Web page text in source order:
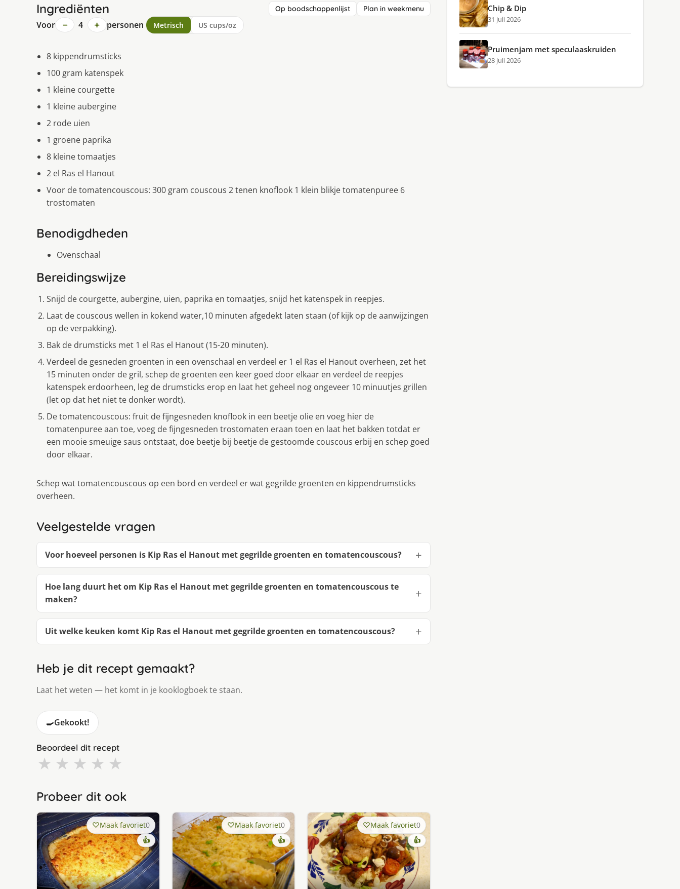
Ingrediënten Op boodschappenlijst Plan in weekmenu
Voor − 4 + personen Metrisch US cups/oz
8 kippendrumsticks
100 gram katenspek
1 kleine courgette
1 kleine aubergine
2 rode uien
1 groene paprika
8 kleine tomaatjes
2 el Ras el Hanout
Voor de tomatencouscous: 300 gram couscous 2 tenen knoflook 1 klein blikje tomatenpuree 6
trostomaten
Benodigdheden
Ovenschaal
Bereidingswijze
Snijd de courgette, aubergine, uien, paprika en tomaatjes, snijd het katenspek in reepjes.
Laat de couscous wellen in kokend water,10 minuten afgedekt laten staan (of kijk op de aanwijzingen
op de verpakking).
Bak de drumsticks met 1 el Ras el Hanout (15-20 minuten).
Verdeel de gesneden groenten in een ovenschaal en verdeel er 1 el Ras el Hanout overheen, zet het
15 minuten onder de gril, schep de groenten een keer goed door elkaar en verdeel de reepjes
katenspek erdoorheen, leg de drumsticks erop en laat het geheel nog ongeveer 10 minuutjes grillen
(let op dat het niet te donker wordt).
De tomatencouscous: fruit de fijngesneden knoflook in een beetje olie en voeg hier de
tomatenpuree aan toe, voeg de fijngesneden trostomaten eraan toen en laat het bakken totdat er
een mooie smeuige saus ontstaat, doe beetje bij beetje de gestoomde couscous erbij en schep goed
door elkaar.
Schep wat tomatencouscous op een bord en verdeel er wat gegrilde groenten en kippendrumsticks
overheen.
Veelgestelde vragen
Voor hoeveel personen is Kip Ras el Hanout met gegrilde groenten en tomatencouscous?
Hoe lang duurt het om Kip Ras el Hanout met gegrilde groenten en tomatencouscous te
maken?
Uit welke keuken komt Kip Ras el Hanout met gegrilde groenten en tomatencouscous?
Heb je dit recept gemaakt?
Laat het weten — het komt in je kooklogboek te staan.
🍳Gekookt!
Beoordeel dit recept
★ ★ ★ ★ ★
Probeer dit ook
Maak favoriet0
👍
Maak favoriet0
👍
Maak favoriet0
👍
Chip & Dip
31 juli 2026
Pruimenjam met speculaaskruiden
28 juli 2026